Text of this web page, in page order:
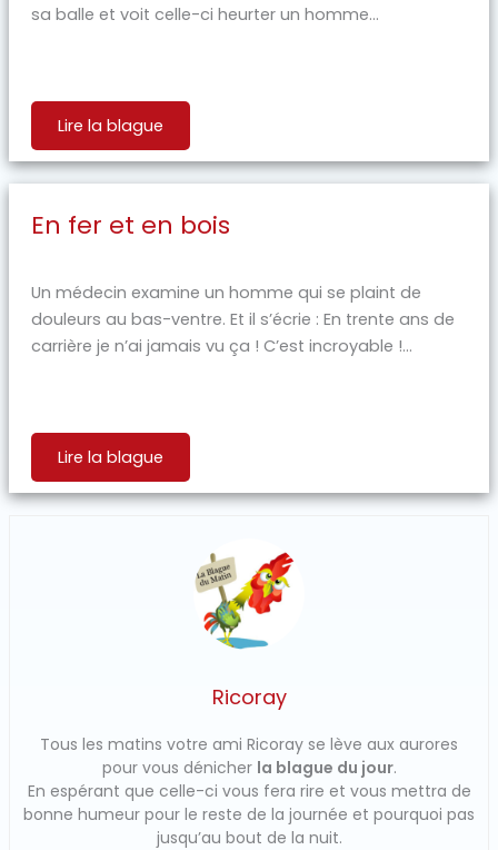
sa balle et voit celle-ci heurter un homme...
Lire la blague
En fer et en bois
Un médecin examine un homme qui se plaint de
douleurs au bas-ventre. Et il s’écrie : En trente ans de
carrière je n’ai jamais vu ça ! C’est incroyable !...
Lire la blague
Ricoray
Tous les matins votre ami Ricoray se lève aux aurores
pour vous dénicher la blague du jour.
En espérant que celle-ci vous fera rire et vous mettra de
bonne humeur pour le reste de la journée et pourquoi pas
jusqu’au bout de la nuit.